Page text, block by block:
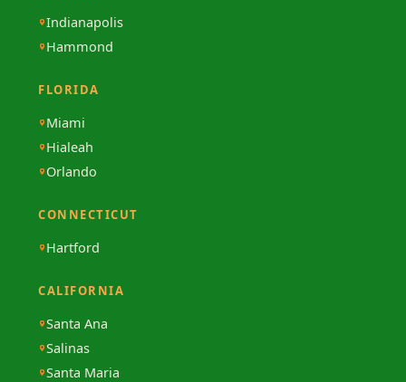
Indianapolis
Hammond
FLORIDA
Miami
Hialeah
Orlando
CONNECTICUT
Hartford
CALIFORNIA
Santa Ana
Salinas
Santa Maria